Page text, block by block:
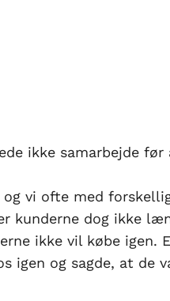
ikke samarbejde før
vi ofte med
kunderne dog ikke
ikke vil købe igen.
igen og sagde, at de